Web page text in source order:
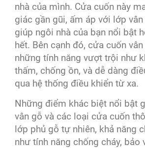
nhà của mình. Cửa cuốn này
giác gần gũi, ấm áp với lớp
giúp ngôi nhà của bạn nổi bật
hết. Bên cạnh đó, cửa cuốn
những tính năng vượt trội như
thấm, chống ồn, và dễ dàng
qua hệ thống điều khiển từ xa.
Những điểm khác biệt nổi bật
vân gỗ và các loại cửa cuốn
lớp phủ gỗ tự nhiên, khả năng
như tính năng chống cháy, bảo